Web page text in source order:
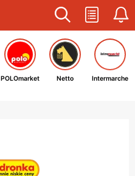
POLOmarket Netto Intermarche